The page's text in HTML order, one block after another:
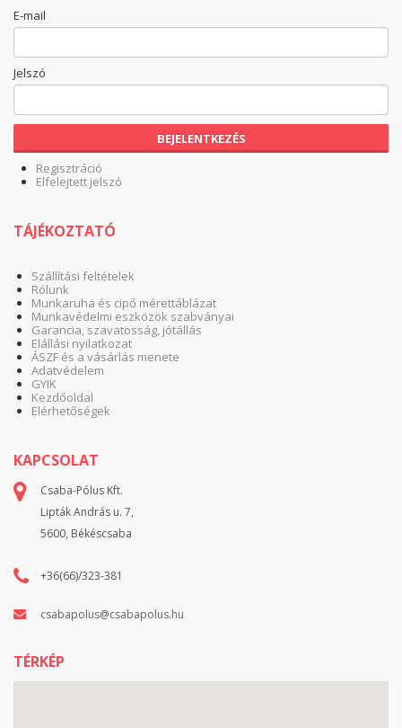
E-mail
Jelszó
BEJELENTKEZÉS
Regisztráció
Elfelejtett jelszó
TÁJÉKOZTATÓ
Szállítási feltételek
Rólunk
Munkaruha és cipő mérettáblázat
Munkavédelmi eszközök szabványai
Garancia, szavatosság, jótállás
Elállási nyilatkozat
ÁSZF és a vásárlás menete
Adatvédelem
GYIK
Kezdőoldal
Elérhetőségek
KAPCSOLAT
Csaba-Pólus Kft.
Lipták András u. 7,
5600, Békéscsaba
+36(66)/323-381
csabapolus@csabapolus.hu
TÉRKÉP